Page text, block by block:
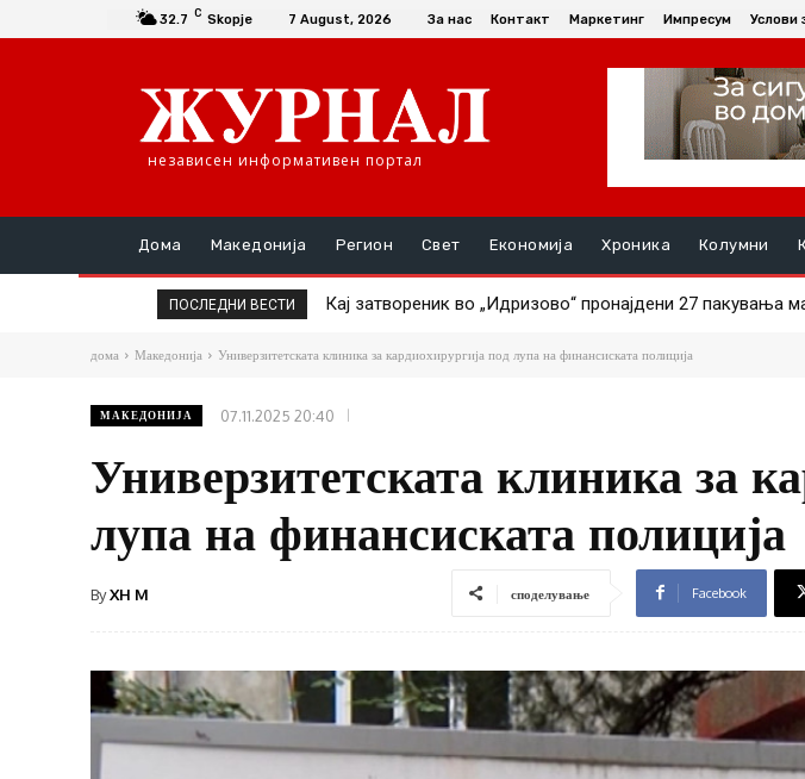
32.7 C Skopje 7 August, 2026 За нас Контакт Маркетинг Импресум Услови
независен информативен портал
Дома Македонија Регион Свет Економија Хроника Колумни
ПОСЛЕДНИ ВЕСТИ Кај затвореник во „Идризово“ пронајдени 27 пакувања
ТАТКО НАСИЛНИК ГО ТУРНАЛ СИНОТ (19) ПО СКАЛИ,
дома Македонија Универзитетската клиника за кардиохирургија под лупа на финансиската полиција
МАКЕДОНИЈА 07.11.2025 20:40
Универзитетската клиника за
лупа на финансиската полиција
ByXH M споделување Facebook